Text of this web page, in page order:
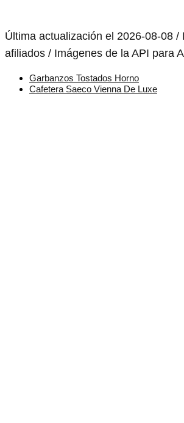
Última actualización el 2026-08-08 /
afiliados / Imágenes de la API para
Garbanzos Tostados Horno
Cafetera Saeco Vienna De Luxe